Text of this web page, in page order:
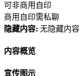
可非商用自印
商用自印需私聊
隐藏内容: 无隐藏内容
内容概览
宣传图示